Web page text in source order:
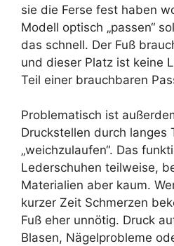
sie die Ferse fest haben
Modell optisch „passen“
das schnell. Der Fuß
und dieser Platz ist keine
Teil einer brauchbaren
Problematisch ist
Druckstellen durch langes
„weichzulaufen“. Das
Lederschuhen teilweise,
Materialien aber kaum.
kurzer Zeit Schmerzen
Fuß eher unnötig. Druck
Blasen, Nägelprobleme